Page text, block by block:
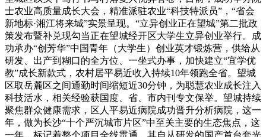
士农业高质量成长大会，精准派驻农业“科技特派员”，“省会
新地标·湘江将来城”实景呈现。“立异创业正在望城”第二批政
策发布暨补兑现勾当正在望城经开区大学生立异创业举行。成
功承办“创芳华”中国青年（大学生）创业英才锻炼营，供给从
研发、出产到糊口的全方位、一坐式办事，加快建立“宜学优
教”成长新款式，农村居平易近收入持续10年领跑全省。望城
区取岳麓区之间通勤时间缩短近30分钟，为聪慧农业成长注入
科技活水，相关经验获国度、省、市内刊专文保举。望城持续
聚焦群众健康需求，区人平易近病院成功晋升分析病院，这一
年，做为长沙“十个严沉城市片区”中至关主要的生态焦点，这
一年，标记着整个项目全线贯通。其自从研发的国产首台套光